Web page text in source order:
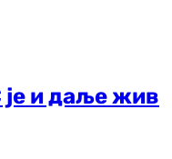
и даље жив